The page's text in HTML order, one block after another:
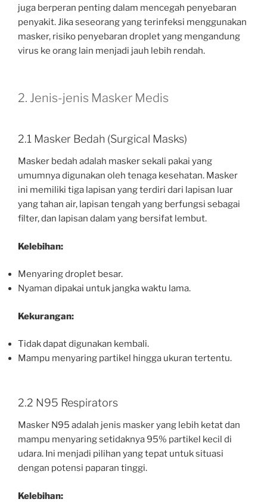
juga berperan penting dalam mencegah penyebaran
penyakit. Jika seseorang yang terinfeksi menggunakan
masker, risiko penyebaran droplet yang mengandung
virus ke orang lain menjadi jauh lebih rendah.
2. Jenis-jenis Masker Medis
2.1 Masker Bedah (Surgical Masks)
Masker bedah adalah masker sekali pakai yang
umumnya digunakan oleh tenaga kesehatan. Masker
ini memiliki tiga lapisan yang terdiri dari lapisan luar
yang tahan air, lapisan tengah yang berfungsi sebagai
filter, dan lapisan dalam yang bersifat lembut.
Kelebihan:
Menyaring droplet besar.
Nyaman dipakai untuk jangka waktu lama.
Kekurangan:
Tidak dapat digunakan kembali.
Mampu menyaring partikel hingga ukuran tertentu.
2.2 N95 Respirators
Masker N95 adalah jenis masker yang lebih ketat dan
mampu menyaring setidaknya 95% partikel kecil di
udara. Ini menjadi pilihan yang tepat untuk situasi
dengan potensi paparan tinggi.
Kelebihan: